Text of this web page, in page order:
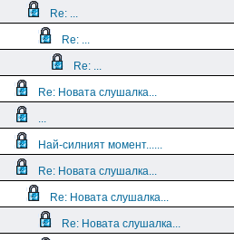
Re: ...
Re: ...
Re: ...
Re: Новата слушалка...
...
Най-силният момент......
Re: Новата слушалка...
Re: Новата слушалка...
Re: Новата слушалка...